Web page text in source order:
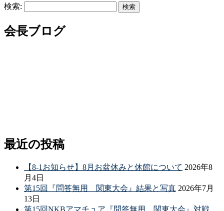
検索:
会長ブログ
最近の投稿
【8-1お知らせ】8月お盆休みと休館について 2026年8
月4日
第15回『問答無用 関東大会』結果と写真 2026年7月
13日
第15回NKBアマチュア『問答無用 関東大会』対戦